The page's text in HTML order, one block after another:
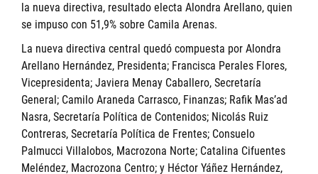
la nueva directiva, resultado electa Alondra Arellano, quien
se impuso con 51,9% sobre Camila Arenas.
La nueva directiva central quedó compuesta por Alondra
Arellano Hernández, Presidenta; Francisca Perales Flores,
Vicepresidenta; Javiera Menay Caballero, Secretaría
General; Camilo Araneda Carrasco, Finanzas; Rafik Mas’ad
Nasra, Secretaría Política de Contenidos; Nicolás Ruiz
Contreras, Secretaría Política de Frentes; Consuelo
Palmucci Villalobos, Macrozona Norte; Catalina Cifuentes
Meléndez, Macrozona Centro; y Héctor Yáñez Hernández,